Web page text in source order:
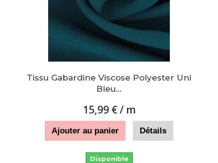
Tissu Gabardine Viscose Polyester Uni
Bleu...
15,99 €/ m
Ajouter au panier Détails
Disponible